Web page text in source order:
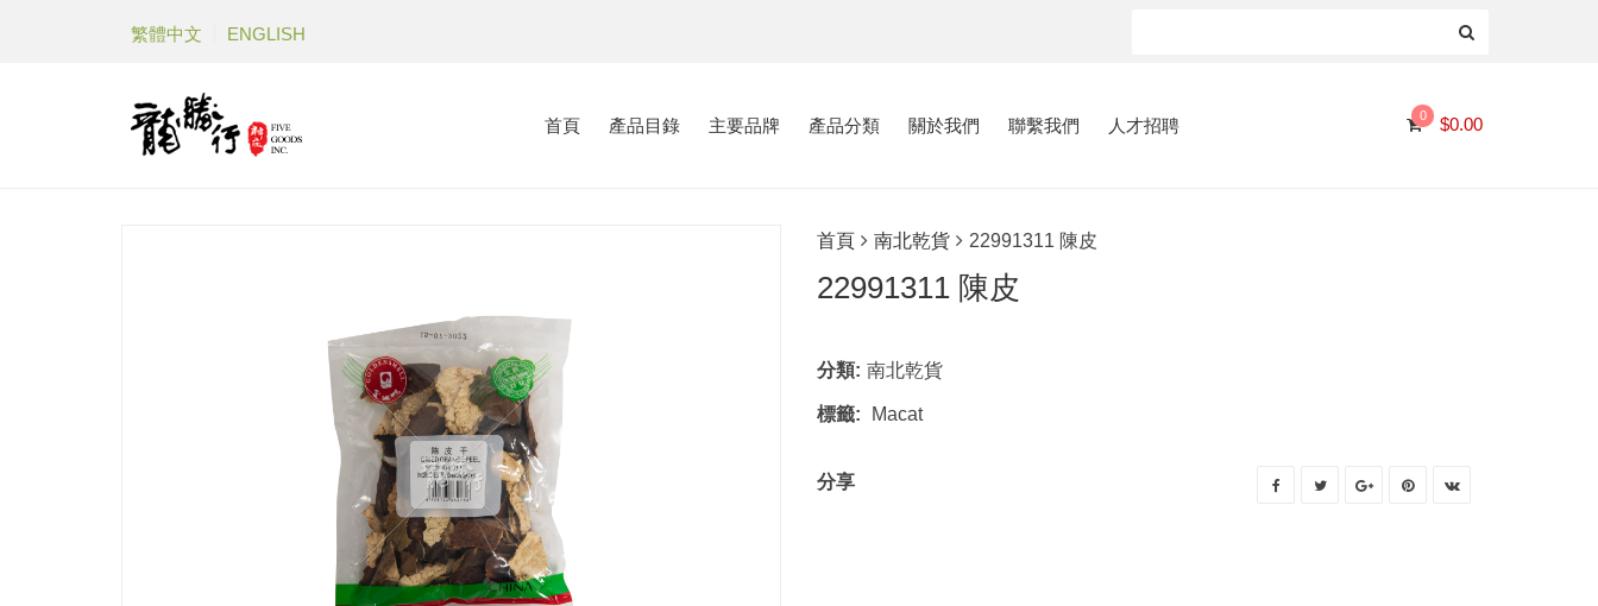
繁體中文 ENGLISH
首頁 產品目錄 主要品牌 產品分類 關於我們 聯繫我們 人才招聘 0 $0.00
首頁 南北乾貨 22991311 陳皮
22991311 陳皮
分類: 南北乾貨
標籤: Macat
分享